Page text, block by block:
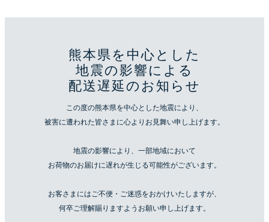
熊本県を中心とした
地震の影響による
配送遅延のお知らせ
この度の熊本県を中心とした地震により、
被害に遭われた皆さまに心よりお見舞い申し上げます。
地震の影響により、一部地域において
お荷物のお届けに遅れが生じる可能性がございます。
お客さまにはご不便・ご迷惑をおかけいたしますが、
何卒ご理解賜りますようお願い申し上げます。